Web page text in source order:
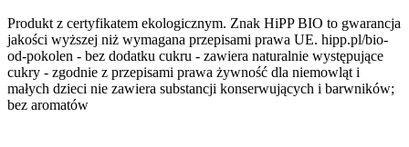
Produkt z certyfikatem ekologicznym. Znak HiPP BIO to gwarancja
jakości wyższej niż wymagana przepisami prawa UE. hipp.pl/bio-
od-pokolen - bez dodatku cukru - zawiera naturalnie występujące
cukry - zgodnie z przepisami prawa żywność dla niemowląt i
małych dzieci nie zawiera substancji konserwujących i barwników;
bez aromatów